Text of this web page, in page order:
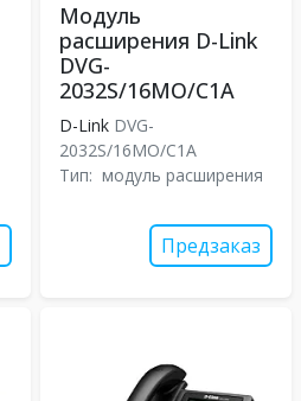
Модуль
расширения D-Link
DVG-
2032S/16MO/C1A
D-Link DVG-
2032S/16MO/C1A
Тип: модуль расширения
Предзаказ